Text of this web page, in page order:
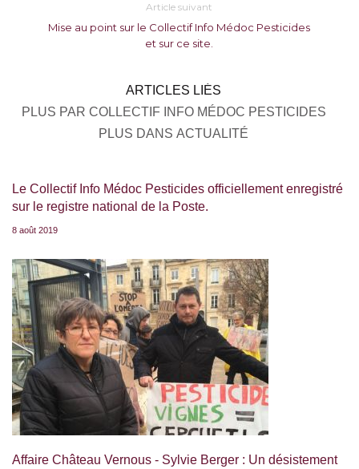
Article suivant
Mise au point sur le Collectif Info Médoc Pesticides
et sur ce site.
ARTICLES LIÉS
PLUS PAR COLLECTIF INFO MÉDOC PESTICIDES
PLUS DANS ACTUALITÉ
Le Collectif Info Médoc Pesticides officiellement enregistré
sur le registre national de la Poste.
8 août 2019
Affaire Château Vernous - Sylvie Berger : Un désistement